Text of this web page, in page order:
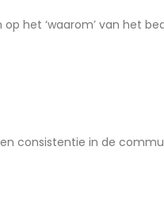
het ‘waarom’ van het
consistentie in de